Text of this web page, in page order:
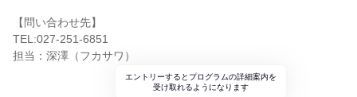
【問い合わせ先】
TEL:027-251-6851
担当：深澤（フカサワ）
エントリーするとプログラムの詳細案内を
受け取れるようになります